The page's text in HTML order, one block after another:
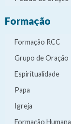
Formação
Formação RCC
Grupo de Oração
Espiritualidade
Papa
Igreja
Formação Humana